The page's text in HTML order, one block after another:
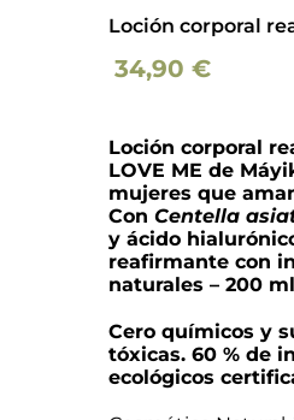
Loción corporal
34,90 €
Loción corporal
LOVE ME de
mujeres que
Con Centella
y ácido
reafirmante con
naturales – 200 ml
Cero químicos y
tóxicas. 60 % de
ecológicos